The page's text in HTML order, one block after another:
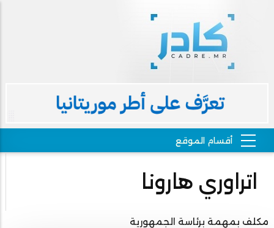
اتراوري هارونا
مكلف بمهمة برئاسة الجمهورية